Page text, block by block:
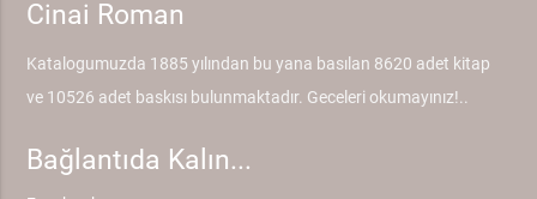
Cinai Roman
Katalogumuzda 1885 yılından bu yana basılan 8620 adet kitap
ve 10526 adet baskısı bulunmaktadır. Geceleri okumayınız!..
Bağlantıda Kalın...